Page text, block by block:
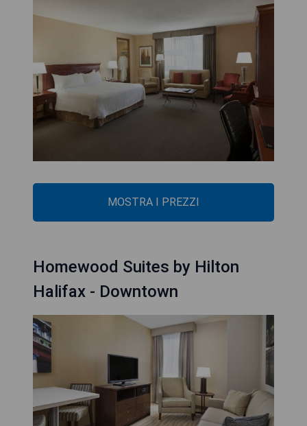
MOSTRA I PREZZI
Homewood Suites by Hilton
Halifax - Downtown